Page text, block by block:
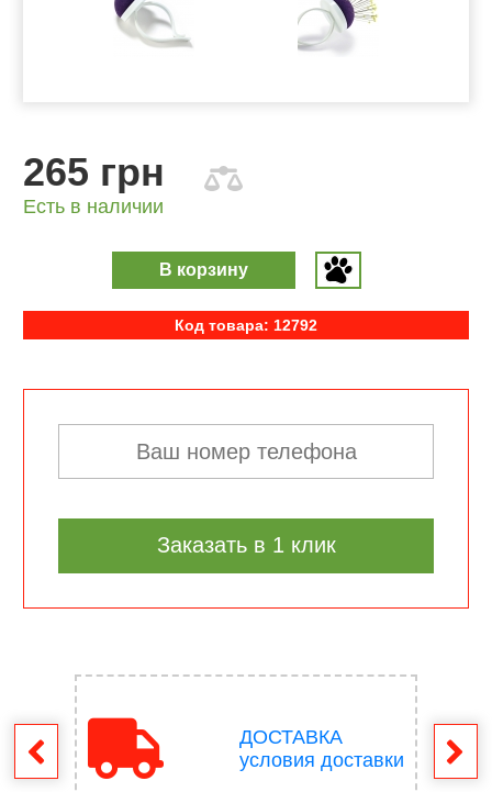
265 грн
Есть в наличии
В корзину
Код товара: 12792
Заказать в 1 клик
ДОСТАВКА
условия доставки